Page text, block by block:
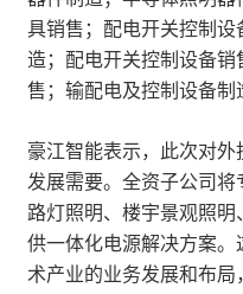
具销售；配电开关控制设
造；配电开关控制设备
售；输配电及控制设备制
豪江智能表示，此次对
发展需要。全资子公司
路灯照明、楼宇景观照
供一体化电源解决方案
术产业的业务发展和布